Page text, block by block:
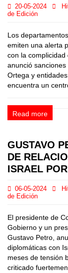
20-05-2024
de Edición
Los
emiten una alerta
con la
anunció
Ortega y
encuentra un
Read more
GUSTAVO
DE
ISRAEL
06-05-2024
de Edición
El presidente de
Gobierno y un
Gustavo Petro,
diplomáticas con
meses de tensión
criticado